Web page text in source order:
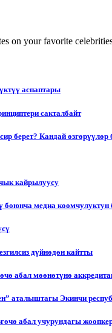
on your favorite
аспаптары
сакталбайт
берет? Кандай өзгөрүүлөр
кайрылуусу
боюнча медиа коомчулуктун
дүйнөдөн кайтты
абал мөөнөтүнө
аталыштагы Экинчи
абал учурундагы